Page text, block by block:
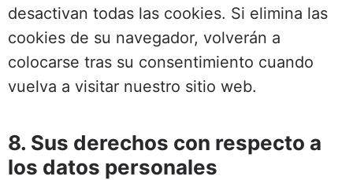
desactivan todas las cookies. Si elimina las
cookies de su navegador, volverán a
colocarse tras su consentimiento cuando
vuelva a visitar nuestro sitio web.
8. Sus derechos con respecto a
los datos personales